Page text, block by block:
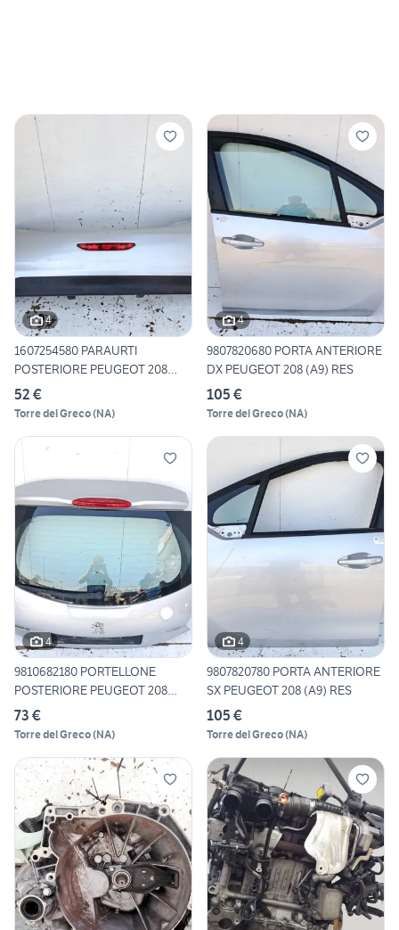
4
1607254580 PARAURTI
POSTERIORE PEUGEOT 208
(A9) RE
52 €
Torre del Greco(NA)
4
9807820680 PORTA ANTERIORE
DX PEUGEOT 208 (A9) RES
105 €
Torre del Greco(NA)
4
9810682180 PORTELLONE
POSTERIORE PEUGEOT 208
(A9)
73 €
Torre del Greco(NA)
4
9807820780 PORTA ANTERIORE
SX PEUGEOT 208 (A9) RES
105 €
Torre del Greco(NA)